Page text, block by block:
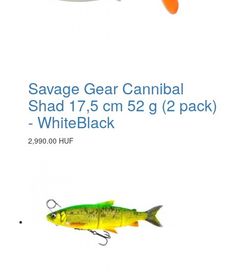
Savage Gear Cannibal
Shad 17,5 cm 52 g (2 pack)
- WhiteBlack
2,990.00 HUF